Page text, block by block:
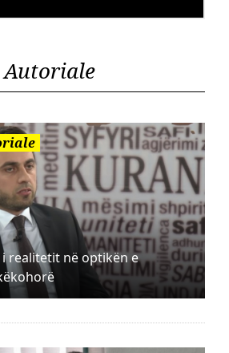
Autoriale
realitetit në optikën e